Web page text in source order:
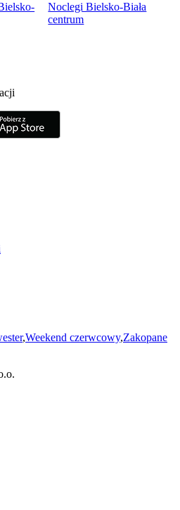
Noclegi Bielsko-Biała
centrum
,Weekend czerwcowy,Zakopane